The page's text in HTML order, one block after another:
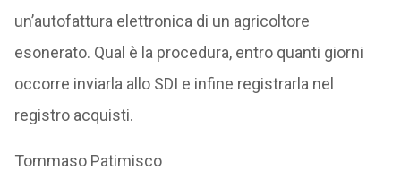
un’autofattura elettronica di un agricoltore
esonerato. Qual è la procedura, entro quanti giorni
occorre inviarla allo SDI e infine registrarla nel
registro acquisti.
Tommaso Patimisco